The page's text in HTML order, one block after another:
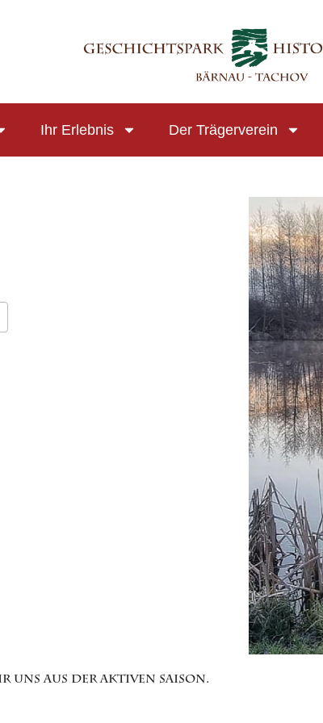
Ihr Erlebnis Der Trägerverein
uns aus der aktiven Saison.